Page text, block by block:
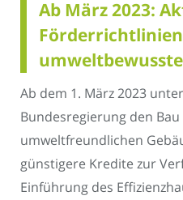
Ab März 2023:
Ab dem 1. März 2023
Bundesregierung den
umweltfreundlichen
günstigere Kredite zur
Einführung des